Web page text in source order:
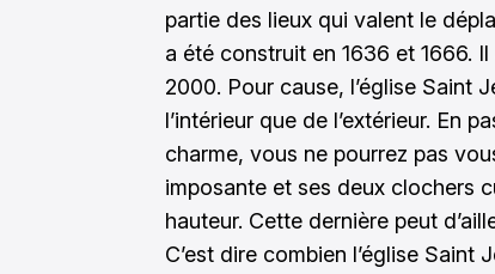
partie des lieux qui valent le
a été construit en 1636 et 1666.
2000. Pour cause, l’église Saint
l’intérieur que de l’extérieur. En
charme, vous ne pourrez pas
imposante et ses deux clochers
hauteur. Cette dernière peut
C’est dire combien l’église